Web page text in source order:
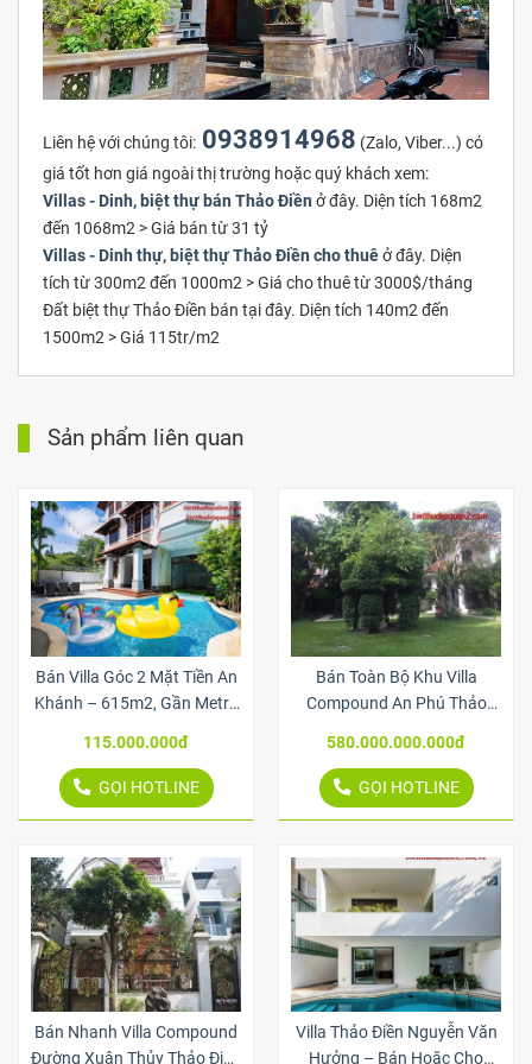
Liên hệ với chúng tôi: 0938914968 (Zalo, Viber...) có
giá tốt hơn giá ngoài thị trường hoặc quý khách xem:
Villas - Dinh, biệt thự bán Thảo Điền ở đây. Diện tích 168m2
đến 1068m2 > Giá bán từ 31 tỷ
Villas - Dinh thự, biệt thự Thảo Điền cho thuêở đây. Diện
tích từ 300m2 đến 1000m2 > Giá cho thuê từ 3000$/tháng
Đất biệt thự Thảo Điền bán tại đây. Diện tích 140m2 đến
1500m2 > Giá 115tr/m2
Sản phẩm liên quan
Bán Villa Góc 2 Mặt Tiền An
Khánh – 615m2, Gần Metro
115.000.000đ
GỌI HOTLINE
Bán Toàn Bộ Khu Villa
Compound An Phú Thảo
580.000.000.000đ
GỌI HOTLINE
Bán Nhanh Villa Compound
Đường Xuân Thủy Thảo Điền
Villa Thảo Điền Nguyễn Văn
Hưởng – Bán Hoặc Cho